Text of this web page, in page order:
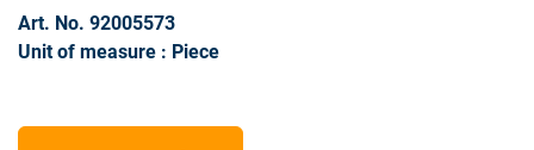
Art. No. 92005573
Unit of measure : Piece